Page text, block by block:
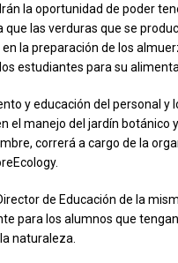
la oportunidad de poder
que las verduras que se
la preparación de los
estudiantes para su
y educación del personal y
el manejo del jardín botánico
correrá a cargo de la
de Educación de la
para los alumnos que
naturaleza.